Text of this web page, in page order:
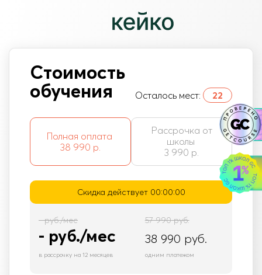
Стоимость
обучения
Осталось мест: 22
Полная оплата
38 990 р.
Рассрочка от
школы
3 990 р.
Скидка действует 00:00:00
-руб./мес
- руб./мес
в рассрочку на 12 месяцев
57 990руб.
38 990 руб.
одним платежом